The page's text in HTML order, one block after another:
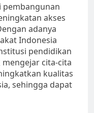
pembangunan
akses
adanya
Indonesia
pendidikan
cita-cita
kualitas
sehingga dapat